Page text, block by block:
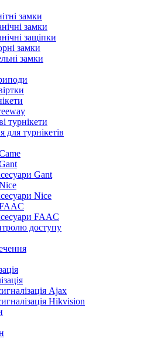
замки
замки
защіпки
замки
замки
турнікети
для турнікетів
Gant
Nice
FAAC
доступу
Ajax
Hikvision